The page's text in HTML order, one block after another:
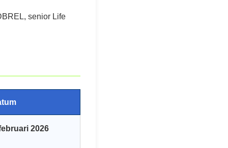
senior Life
2026